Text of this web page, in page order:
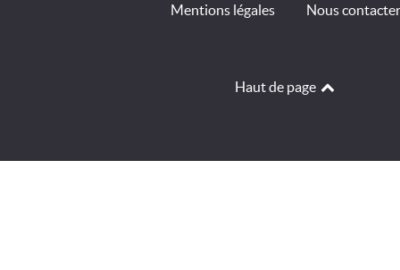
Mentions légales Nous contacter
Haut de page